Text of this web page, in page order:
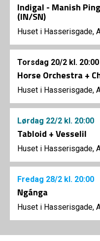
Indigal - Manish
(IN/SN)
Huset i Hasserisgade,
Torsdag 20/2 kl. 20:00
Horse Orchestra +
Huset i Hasserisgade,
Lørdag 22/2 kl. 20:00
Tabloid + Vesselil
Huset i Hasserisgade,
Fredag 28/2 kl. 20:00
Ngánga
Huset i Hasserisgade,